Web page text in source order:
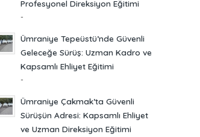
Profesyonel Direksiyon Eğitimi
-
Ümraniye Tepeüstü’nde Güvenli
Geleceğe Sürüş: Uzman Kadro ve
Kapsamlı Ehliyet Eğitimi
-
Ümraniye Çakmak’ta Güvenli
Sürüşün Adresi: Kapsamlı Ehliyet
ve Uzman Direksiyon Eğitimi